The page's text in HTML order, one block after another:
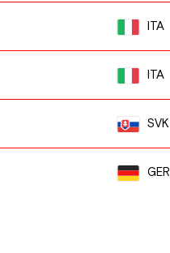
ITA
ITA
SVK
GER